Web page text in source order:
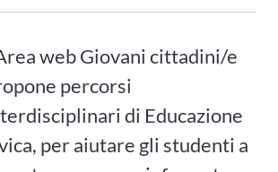
web Giovani cittadini/e
percorsi
di Educazione
per aiutare gli studenti a